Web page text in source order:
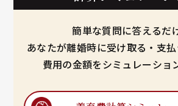
簡単な質問に答えるだ
あなたが離婚時に受け取る・支
費用の金額をシミュレーショ